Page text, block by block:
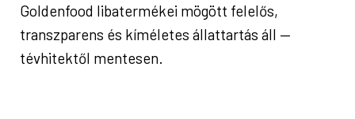
Goldenfood libatermékei mögött felelős,
transzparens és kíméletes állattartás áll —
tévhitektől mentesen.